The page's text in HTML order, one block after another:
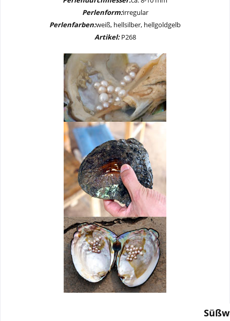
Perlenform:irregular
Perlenfarben:weiß, hellsilber, hellgoldgelb
Artikel:P268